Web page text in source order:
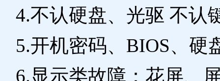
4.不认硬盘、光驱 不认
5.开机密码、BIOS、硬
6.显示类故障：花屏、